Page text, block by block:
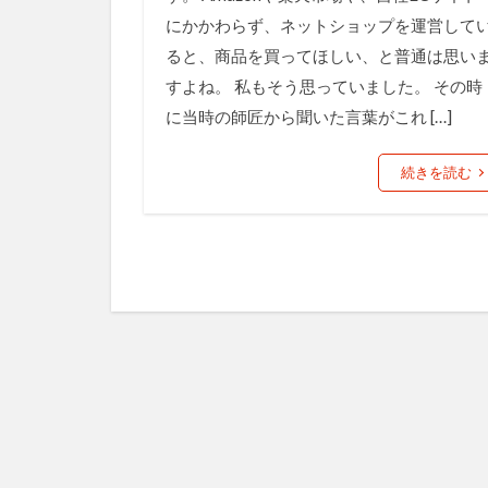
にかかわらず、ネットショップを運営して
ると、商品を買ってほしい、と普通は思い
すよね。 私もそう思っていました。 その時
に当時の師匠から聞いた言葉がこれ […]
続きを読む